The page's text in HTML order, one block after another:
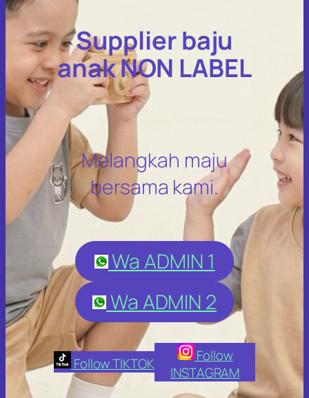
Supplier baju
anak NON LABEL
Melangkah maju
bersama kami.
Wa ADMIN 1
Wa ADMIN 2
Follow TIKTOK
Follow
INSTAGRAM